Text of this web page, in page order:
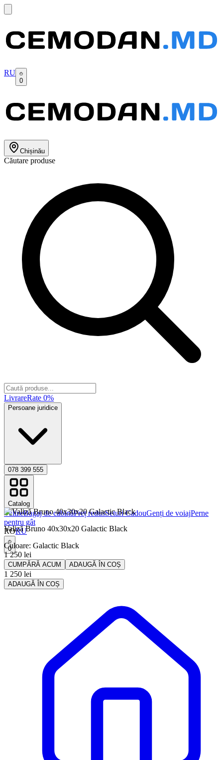
RU
0
Chișinău
Căutare produse
LivrareRate 0%
Persoane juridice
078 399 555
Catalog
ValizeBagaj de cabinǎPreț redusSeturi CadouGenți de voiajPerne
pentru gât
RORU
0
Valiză Bruno 40x30x20 Galactic Black
Culoare: Galactic Black
1 250 lei
CUMPĂRĂ ACUM ADAUGĂ ÎN COȘ
1 250 lei
ADAUGĂ ÎN COȘ